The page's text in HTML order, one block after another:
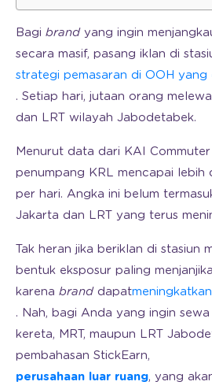
Bagi brand yang ingin
secara masif, pasang iklan di
strategi pemasaran di OOH yang
. Setiap hari, jutaan orang
dan LRT wilayah Jabodetabek.
Menurut data dari KAI
penumpang KRL mencapai
per hari. Angka ini belum
Jakarta dan LRT yang terus
Tak heran jika beriklan di stasiun
bentuk eksposur paling
karena brand dapat
. Nah, bagi Anda yang ingin sewa
kereta, MRT, maupun LRT
pembahasan StickEarn,
perusahaan luar ruang, yang